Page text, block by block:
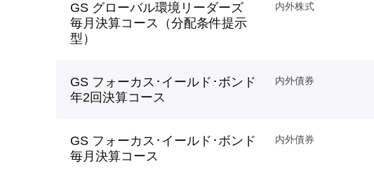
GS グローバル環境リーダーズ
毎月決算コース（分配条件提示
型）
内外株式
GS フォーカス･イールド･ボンド
年2回決算コース
内外債券
GS フォーカス･イールド･ボンド
毎月決算コース
内外債券